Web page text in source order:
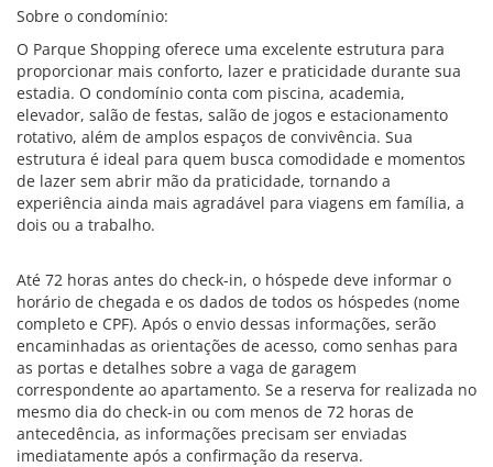
Sobre o condomínio:
O Parque Shopping oferece uma excelente estrutura para
proporcionar mais conforto, lazer e praticidade durante sua
estadia. O condomínio conta com piscina, academia,
elevador, salão de festas, salão de jogos e estacionamento
rotativo, além de amplos espaços de convivência. Sua
estrutura é ideal para quem busca comodidade e momentos
de lazer sem abrir mão da praticidade, tornando a
experiência ainda mais agradável para viagens em família, a
dois ou a trabalho.
Até 72 horas antes do check-in, o hóspede deve informar o
horário de chegada e os dados de todos os hóspedes (nome
completo e CPF). Após o envio dessas informações, serão
encaminhadas as orientações de acesso, como senhas para
as portas e detalhes sobre a vaga de garagem
correspondente ao apartamento. Se a reserva for realizada no
mesmo dia do check-in ou com menos de 72 horas de
antecedência, as informações precisam ser enviadas
imediatamente após a confirmação da reserva.